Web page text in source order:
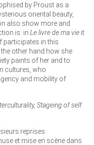
by Proust as a
oriental beauty,
also show more and
is: in Le livre de ma vie it
participates in this
other hand how she
paints of her and to
cultures, who
and mobility of
Stageing of self
reprises
et mise en scène dans